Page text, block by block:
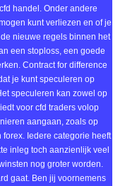
handel. Onder andere
kunt verliezen en of je
nieuwe regels binnen het
een stoploss, een goede
je kunt speculeren op
speculeren kan zowel op
voor cfd traders volop
aangaan, zoals op
forex. Iedere categorie heeft
inleg toch aanzienlijk veel
nog groter worden.
gaat. Ben jij voornemens